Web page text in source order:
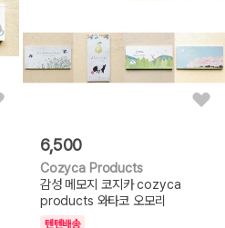
6,500
Cozyca Products
감성 메모지 코지카 cozyca
products 와타코 오모리
텐텐배송